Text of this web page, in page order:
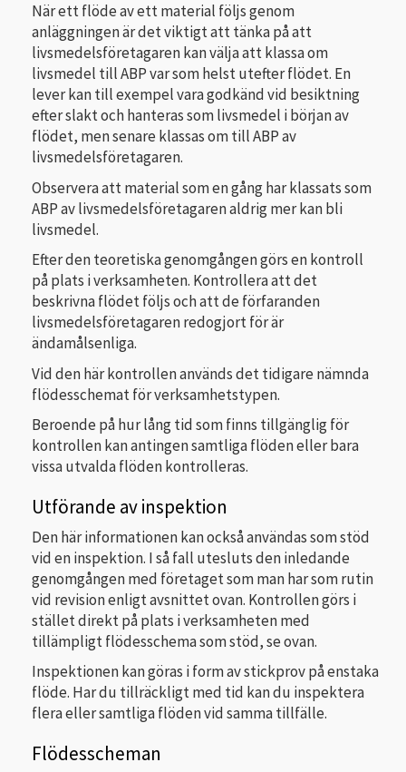
När ett flöde av ett material följs genom
anläggningen är det viktigt att tänka på att
livsmedelsföretagaren kan välja att klassa om
livsmedel till ABP var som helst utefter flödet. En
lever kan till exempel vara godkänd vid besiktning
efter slakt och hanteras som livsmedel i början av
flödet, men senare klassas om till ABP av
livsmedelsföretagaren.
Observera att material som en gång har klassats som
ABP av livsmedelsföretagaren aldrig mer kan bli
livsmedel.
Efter den teoretiska genomgången görs en kontroll
på plats i verksamheten. Kontrollera att det
beskrivna flödet följs och att de förfaranden
livsmedelsföretagaren redogjort för är
ändamålsenliga.
Vid den här kontrollen används det tidigare nämnda
flödesschemat för verksamhetstypen.
Beroende på hur lång tid som finns tillgänglig för
kontrollen kan antingen samtliga flöden eller bara
vissa utvalda flöden kontrolleras.
Utförande av inspektion
Den här informationen kan också användas som stöd
vid en inspektion. I så fall utesluts den inledande
genomgången med företaget som man har som rutin
vid revision enligt avsnittet ovan. Kontrollen görs i
stället direkt på plats i verksamheten med
tillämpligt flödesschema som stöd, se ovan.
Inspektionen kan göras i form av stickprov på enstaka
flöde. Har du tillräckligt med tid kan du inspektera
flera eller samtliga flöden vid samma tillfälle.
Flödesscheman